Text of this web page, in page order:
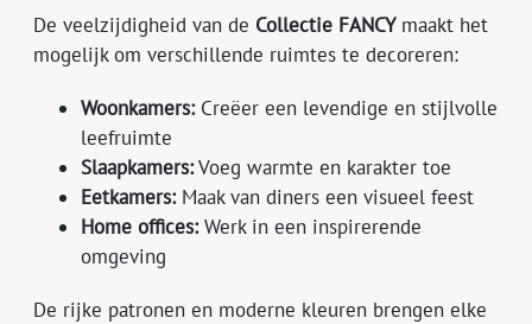
De veelzijdigheid van de Collectie FANCYmaakt het
mogelijk om verschillende ruimtes te decoreren:
Woonkamers:Creëer een levendige en stijlvolle
leefruimte
Slaapkamers:Voeg warmte en karakter toe
Eetkamers:Maak van diners een visueel feest
Home offices:Werk in een inspirerende
omgeving
De rijke patronen en moderne kleuren brengen elke